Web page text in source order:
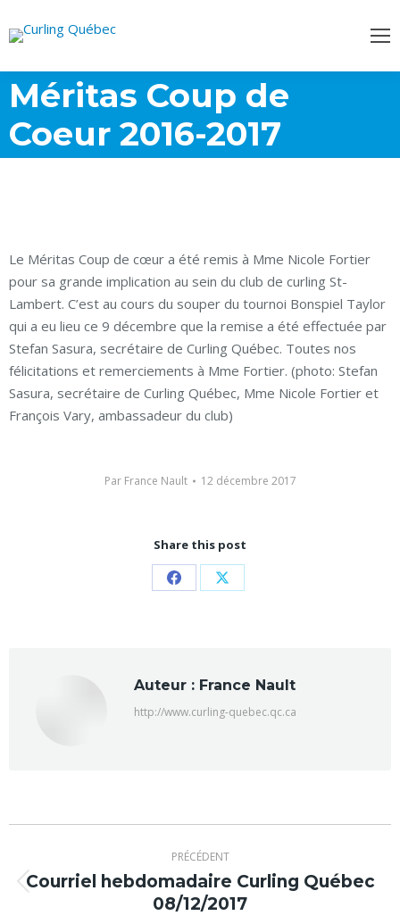
Méritas Coup de
Coeur 2016-2017
Le Méritas Coup de cœur a été remis à Mme Nicole Fortier
pour sa grande implication au sein du club de curling St-
Lambert. C’est au cours du souper du tournoi Bonspiel Taylor
qui a eu lieu ce 9 décembre que la remise a été effectuée par
Stefan Sasura, secrétaire de Curling Québec. Toutes nos
félicitations et remerciements à Mme Fortier. (photo: Stefan
Sasura, secrétaire de Curling Québec, Mme Nicole Fortier et
François Vary, ambassadeur du club)
Par France Nault 12 décembre 2017
Share this post
PartagerPartager
Auteur : France Nault
http://www.curling-quebec.qc.ca
Navigation
article
PRÉCÉDENT
Article
précédent
Courriel hebdomadaire Curling Québec
08/12/2017